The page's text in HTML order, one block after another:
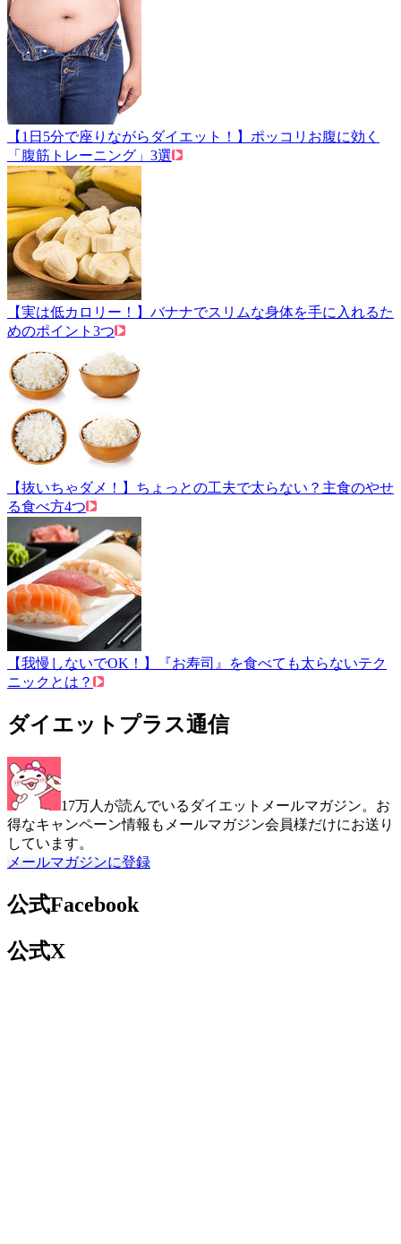
【1日5分で座りながらダイエット！】ポッコリお腹に効く
「腹筋トレーニング」3選
【実は低カロリー！】バナナでスリムな身体を手に入れるた
めのポイント3つ
【抜いちゃダメ！】ちょっとの工夫で太らない？主食のやせ
る食べ方4つ
【我慢しないでOK！】『お寿司』を食べても太らないテク
ニックとは？
ダイエットプラス通信
17万人が読んでいるダイエットメールマガジン。お
得なキャンペーン情報もメールマガジン会員様だけにお送り
しています。
メールマガジンに登録
公式Facebook
公式X